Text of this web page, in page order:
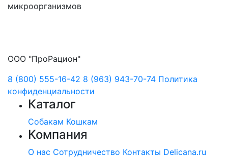
микроорганизмов
ООО "ПроРацион"
8 (800) 555-16-42 8 (963) 943-70-74 Политика
конфиденциальности
Каталог
Собакам Кошкам
Компания
О нас Сотрудничество Контакты Delicana.ru